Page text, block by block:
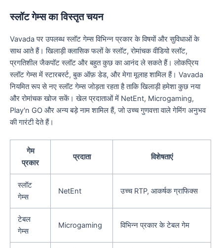
स्लॉट गेम्स का विस्तृत चयन
Vavada पर उपलब्ध स्लॉट गेम्स विभिन्न प्रकार के विषयों और सुविधाओं के
साथ आते हैं। खिलाड़ी क्लासिक फलों के स्लॉट, रोमांचक वीडियो स्लॉट,
प्रगतिशील जैकपॉट स्लॉट और बहुत कुछ का आनंद ले सकते हैं। लोकप्रिय
स्लॉट गेम्स में स्टारबर्स्ट, बुक ऑफ़ डेड, और मेगा मूलाह शामिल हैं। Vavada
नियमित रूप से नए स्लॉट गेम्स जोड़ता रहता है ताकि खिलाड़ी हमेशा कुछ नया
और रोमांचक खोज सकें। खेल प्रदाताओं में NetEnt, Microgaming,
Play'n GO और अन्य बड़े नाम शामिल हैं, जो उच्च गुणवत्ता वाले गेमिंग अनुभव
की गारंटी देते हैं।
गेम
प्रकार
प्रदाता विशेषताएं
स्लॉट
गेम्स
NetEnt उच्च RTP, आकर्षक ग्राफिक्स
टेबल
गेम्स
Microgaming विभिन्न प्रकार के टेबल गेम